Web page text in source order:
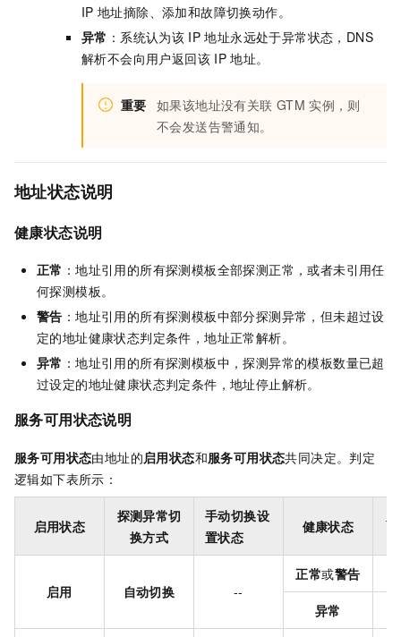
IP 地址摘除、添加和故障切换动作。
异常 ：系统认为该 IP 地址永远处于异常状态，DNS
解析不会向用户返回该 IP 地址。
重要 如果该地址没有关联 GTM 实例，则
不会发送告警通知。
地址状态说明
健康状态说明
正常 ：地址引用的所有探测模板全部探测正常，或者未引用任
何探测模板。
警告 ：地址引用的所有探测模板中部分探测异常，但未超过设
定的地址健康状态判定条件，地址正常解析。
异常 ：地址引用的所有探测模板中，探测异常的模板数量已超
过设定的地址健康状态判定条件，地址停止解析。
服务可用状态说明
服务可用状态由地址的启用状态和服务可用状态共同决定。判定
逻辑如下表所示：
启用状态
探测异常切
换方式
手动切换设
置状态
健康状态
启用 自动切换 --
正常或警告
异常